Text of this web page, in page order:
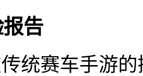
告
统赛车手游